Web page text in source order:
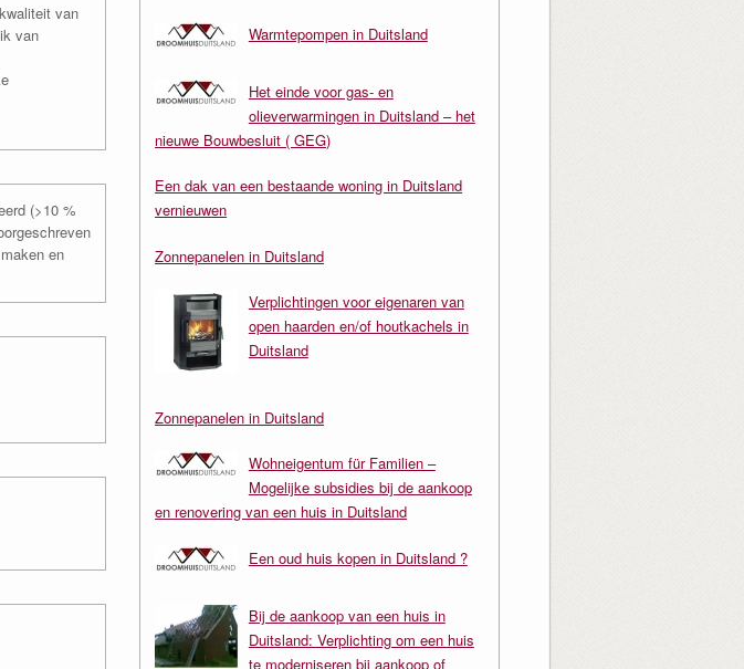
van
van
(>10 %
en
Warmtepompen in Duitsland
Het einde voor gas- en
olieverwarmingen in Duitsland – het
nieuwe Bouwbesluit ( GEG)
Een dak van een bestaande woning in Duitsland
vernieuwen
Zonnepanelen in Duitsland
Verplichtingen voor eigenaren van
open haarden en/of houtkachels in
Duitsland
Zonnepanelen in Duitsland
Wohneigentum für Familien –
Mogelijke subsidies bij de aankoop
en renovering van een huis in Duitsland
Een oud huis kopen in Duitsland ?
Bij de aankoop van een huis in
Duitsland: Verplichting om een huis
te moderniseren bij aankoop of